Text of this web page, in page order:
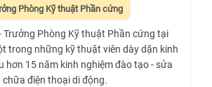
Phòng Kỹ thuật Phần cứng
Trưởng Phòng Kỹ thuật Phần cứng tại
trong những kỹ thuật viên dày dặn kinh
hơn 15 năm kinh nghiệm đào tạo - sửa
chữa điện thoại di động.